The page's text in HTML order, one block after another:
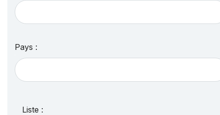
Pays :
Liste :